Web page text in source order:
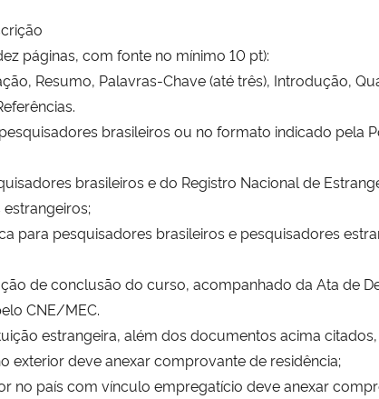
páginas, com fonte no mínimo 10 pt):
Resumo, Palavras-Chave (até três), Introdução,
brasileiros ou no formato indicado pela
brasileiros e do Registro Nacional de
para pesquisadores brasileiros e pesquisadores
de conclusão do curso, acompanhado da Ata de
CNE/MEC.
estrangeira, além dos documentos acima
exterior deve anexar comprovante de residência;
no país com vínculo empregatício deve anexar